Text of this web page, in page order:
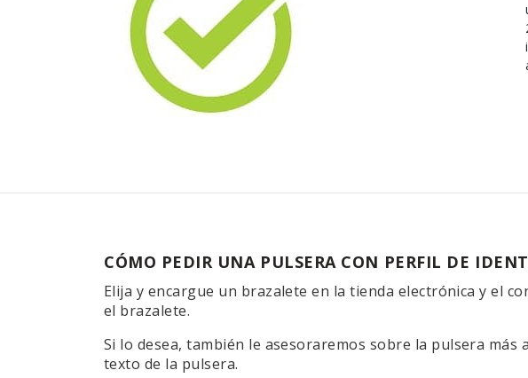
CÓMO PEDIR UNA PULSERA CON PERFIL DE
Elija y encargue un brazalete en la tienda electrónica y el
el brazalete.
Si lo desea, también le asesoraremos sobre la pulsera
texto de la pulsera.